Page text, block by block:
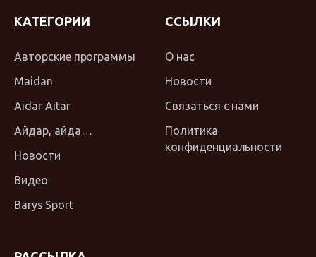
КАТЕГОРИИ
Авторские программы
Maidan
Aidar Aitar
Айдар, айда…
Новости
Видео
Barys Sport
ССЫЛКИ
О нас
Новости
Связаться с нами
Политика
конфиденциальности